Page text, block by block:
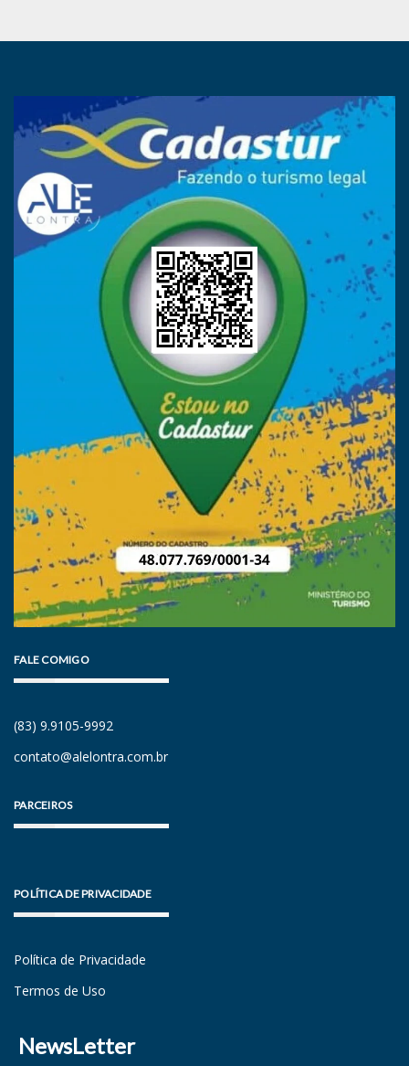
FALE COMIGO
(83) 9.9105-9992
contato@alelontra.com.br
PARCEIROS
POLÍTICA DE PRIVACIDADE
Política de Privacidade
Termos de Uso
NewsLetter